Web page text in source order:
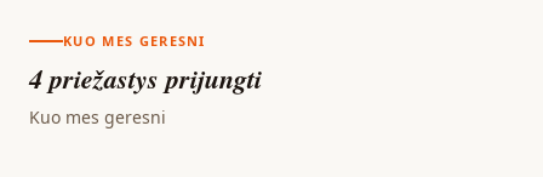
KUO MES GERESNI
4 priežastys prijungti
Kuo mes geresni